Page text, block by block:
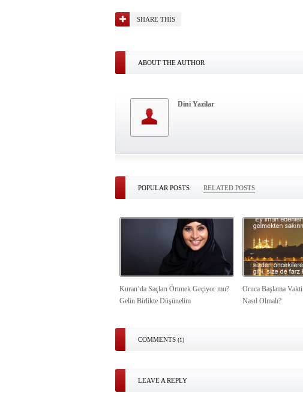
SHARE THIS
ABOUT THE AUTHOR
Dini Yazilar
POPULAR POSTS RELATED POSTS
Kuran’da Saçları Örtmek Geçiyor mu?
Gelin Birlikte Düşünelim
Oruca Başlama
Nasıl Olmalı?
COMMENTS (1)
LEAVE A REPLY